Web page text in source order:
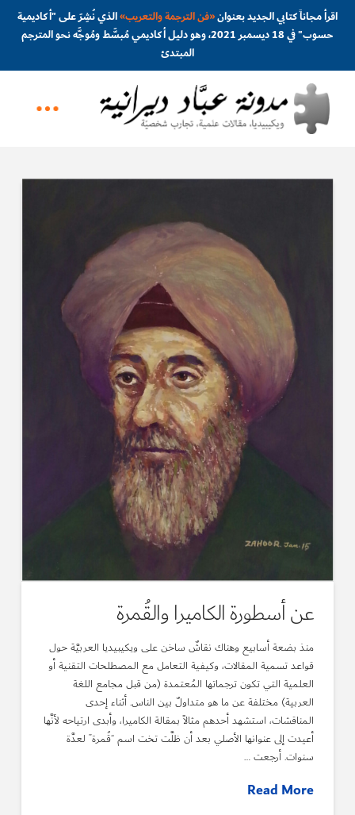
اقرأ مجاناً كتابي الجديد بعنوان«فن الترجمة والتعريب»الذي نُشِرَ على "أكاديمية
حسوب" في 18 ديسمبر 2021، وهو دليل أكاديمي مُبسَّط ومُوجَّه نحو المترجم
المبتدئ
عن أسطورة الكاميرا والقُمرة
منذ بضعة أسابيع وهناك نقاشٌ ساخن على ويكيبيديا العربيَّة حول
قواعد تسمية المقالات، وكيفية التعامل مع المصطلحات التقنية أو
العلمية التي تكون ترجماتها المُعتمدة (من قبل مجامع اللغة
العربية) مختلفة عن ما هو متداولٌ بين الناس. أثناء إحدى
المناقشات، استشهد أحدهم مثالاً بمقالة الكاميرا، وأبدى ارتياحه لأنَّها
أعيدت إلى عنوانها الأصلي بعد أن ظلَّت تخت اسم “قُمرة” لعدَّة
سنوات. أرجعت …
Read More